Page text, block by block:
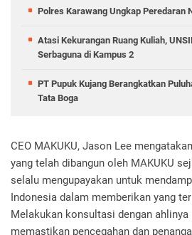
Polres Karawang Ungkap Peredaran
Atasi Kekurangan Ruang Kuliah,
Serbaguna di Kampus 2
PT Pupuk Kujang Berangkatkan
Tata Boga
CEO MAKUKU, Jason Lee
yang telah dibangun oleh MAKUKU
selalu mengupayakan untuk
Indonesia dalam memberikan yang
Melakukan konsultasi dengan
memastikan pencegahan dan